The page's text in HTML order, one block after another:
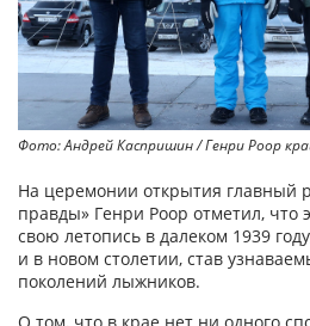
Фото: Андрей Каспришин / Генри Роор
На церемонии открытия главный
правды» Генри Роор отметил, что
свою летопись в далеком 1939
и в новом столетии, став
поколений лыжников.